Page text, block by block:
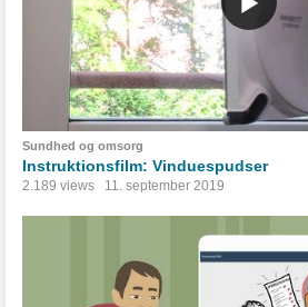
Sundhed og omsorg
Instruktionsfilm: Vinduespudser
2.189 views 11. september 2019